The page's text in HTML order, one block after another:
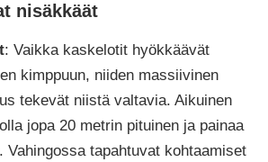
nisäkkäät
: Vaikka kaskelotit hyökkäävät
kimppuun, niiden massiivinen
tekevät niistä valtavia. Aikuinen
jopa 20 metrin pituinen ja painaa
Vahingossa tapahtuvat kohtaamiset